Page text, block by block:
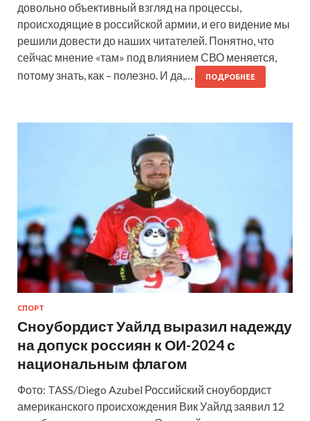
довольно объективный взгляд на процессы,
происходящие в российской армии, и его видение мы
решили довести до наших читателей. Понятно, что
сейчас мнение «там» под влиянием СВО меняется,
потому знать, как – полезно. И да,…
ПОДРОБНЕЕ
СПОРТ
Сноубордист Уайлд выразил надежду
на допуск россиян к ОИ-2024 с
национальным флагом
Фото: TASS/Diego Azubel Российский сноубордист
американского происхождения Вик Уайлд заявил 12